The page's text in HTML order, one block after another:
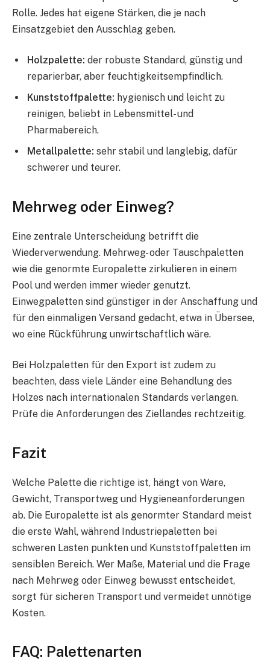
Rolle. Jedes hat eigene Stärken, die je nach
Einsatzgebiet den Ausschlag geben.
Holzpalette: der robuste Standard, günstig und
reparierbar, aber feuchtigkeitsempfindlich.
Kunststoffpalette: hygienisch und leicht zu
reinigen, beliebt in Lebensmittel- und
Pharmabereich.
Metallpalette: sehr stabil und langlebig, dafür
schwerer und teurer.
Mehrweg oder Einweg?
Eine zentrale Unterscheidung betrifft die
Wiederverwendung. Mehrweg- oder Tauschpaletten
wie die genormte Europalette zirkulieren in einem
Pool und werden immer wieder genutzt.
Einwegpaletten sind günstiger in der Anschaffung und
für den einmaligen Versand gedacht, etwa in Übersee,
wo eine Rückführung unwirtschaftlich wäre.
Bei Holzpaletten für den Export ist zudem zu
beachten, dass viele Länder eine Behandlung des
Holzes nach internationalen Standards verlangen.
Prüfe die Anforderungen des Ziellandes rechtzeitig.
Fazit
Welche Palette die richtige ist, hängt von Ware,
Gewicht, Transportweg und Hygieneanforderungen
ab. Die Europalette ist als genormter Standard meist
die erste Wahl, während Industriepaletten bei
schweren Lasten punkten und Kunststoffpaletten im
sensiblen Bereich. Wer Maße, Material und die Frage
nach Mehrweg oder Einweg bewusst entscheidet,
sorgt für sicheren Transport und vermeidet unnötige
Kosten.
FAQ: Palettenarten